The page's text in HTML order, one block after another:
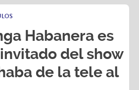
Habanera es
del show
de la tele al